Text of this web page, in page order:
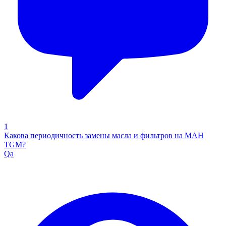
1
Какова периодичность замены масла и фильтров на МАН
TGM?
Qa